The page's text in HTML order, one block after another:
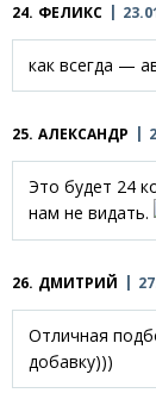
24. ФЕЛИКС
как всегда —
25. АЛЕКСАНДР
Это будет 24
нам не видать.
26. ДМИТРИЙ
Отличная
добавку)))